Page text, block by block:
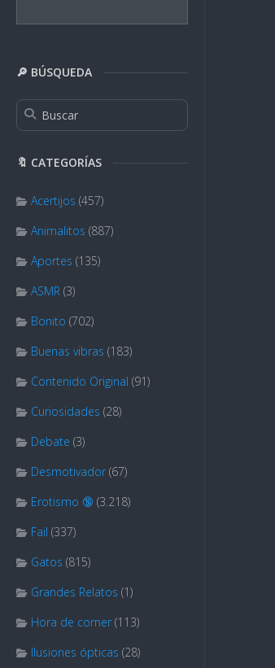
🔎 BÚSQUEDA
🔖 CATEGORÍAS
Acertijos (457)
Animalitos (887)
Aportes (135)
ASMR (3)
Bonito (702)
Buenas vibras (183)
Contenido Original (91)
Curiosidades (28)
Debate (3)
Desmotivador (67)
Erotismo 🔞 (3.218)
Fail (337)
Gatos (815)
Grandes Relatos (1)
Hora de comer (113)
Ilusiones ópticas (28)